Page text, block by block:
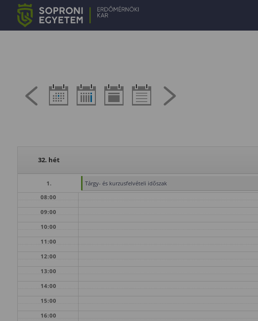
32. hét
1.
Tárgy- és kurzusfelvételi időszak
08:00
09:00
10:00
11:00
12:00
13:00
14:00
15:00
16:00